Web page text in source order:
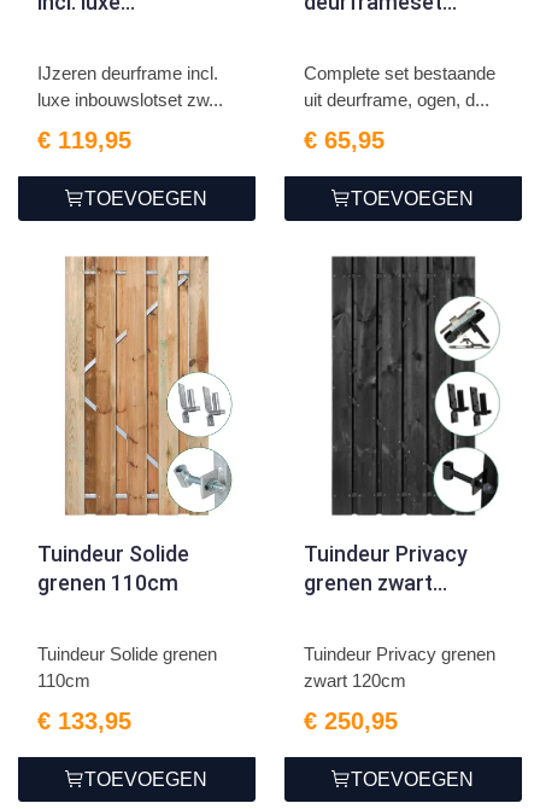
H155xB100cm |
IJzeren deurframe incl.
luxe inbouwslotset zw...
€ 119,95
TOEVOEGEN
Complete set bestaande
uit deurframe, ogen, d...
€ 65,95
TOEVOEGEN
Tuindeur Solide
grenen 110cm
Tuindeur Solide grenen
110cm
€ 133,95
TOEVOEGEN
Tuindeur Privacy
grenen zwart
Tuindeur Privacy grenen
zwart 120cm
€ 250,95
TOEVOEGEN